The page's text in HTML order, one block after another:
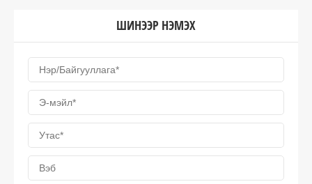
ШИНЭЭР НЭМЭХ